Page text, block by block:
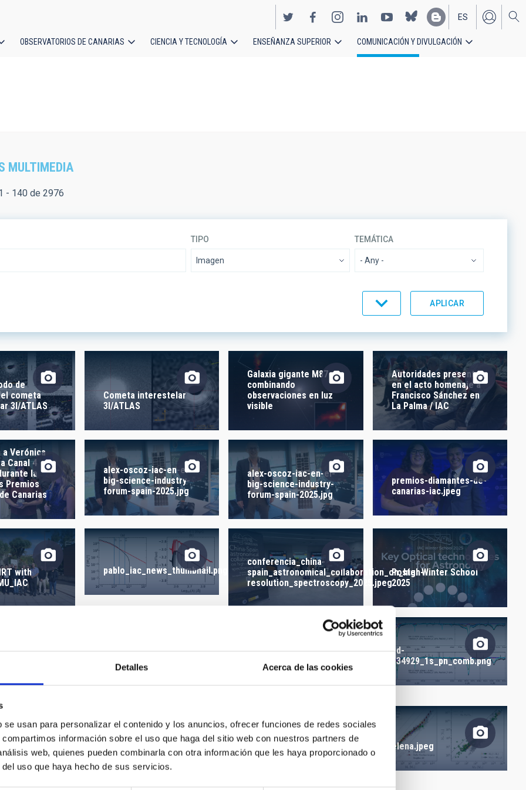
Detalles Acerca de las cookies
usan para personalizar el contenido y los anuncios, ofrecer funciones de redes sociales
información sobre el uso que haga del sitio web con nuestros partners de
web, quienes pueden combinarla con otra información que les haya proporcionado o
uso que haya hecho de sus servicios.
EN
ES
OBSERVATORIOS DE CANARIAS CIENCIA Y TECNOLOGÍA ENSEÑANZA SUPERIOR COMUNICACIÓN Y DIVULGACIÓN
MULTIMEDIA
- 140 de 2976
TIPO TEMÁTICA
- Any -
-
LIBRES
ORDENAR POR ORDEN
de
cometa
3I/ATLAS
Cometa interestelar
3I/ATLAS
Galaxia gigante M87
combinando
observaciones en luz
visible
Autoridades presentes
en el acto homenaje a
Francisco Sánchez en
La Palma / IAC
Verónica
Canal 4
la
Premios
Canarias
alex-oscoz-iac-en-el-
big-science-industry-
forum-spain-2025.jpg
alex-oscoz-iac-en-el-
big-science-industry-
forum-spain-2025.jpg
premios-diamantes-de-
canarias-iac.jpeg
with
pablo_iac_news_thumbnail.png
conferencia_china-
spain_astronomical_collaboration_on_high-
resolution_spectroscopy_2025.jpeg
Poster Winter School
2025
236x368.jpg
9788411489720-por-
que-e-mc2.jpg
bd-
134929_1s_pn_comb.png
Imagen profunda de la
galaxia gigante Malin 2
samu_jointr-m.jpg
elena.jpeg